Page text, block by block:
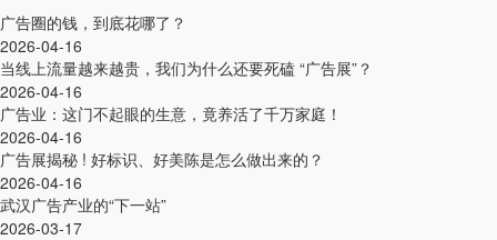
广告圈的钱，到底花哪了？
2026-04-16
当线上流量越来越贵，我们为什么还要死磕 “广告展”？
2026-04-16
广告业：这门不起眼的生意，竟养活了千万家庭！
2026-04-16
广告展揭秘 ! 好标识、好美陈是怎么做出来的？
2026-04-16
武汉广告产业的“下一站”
2026-03-17